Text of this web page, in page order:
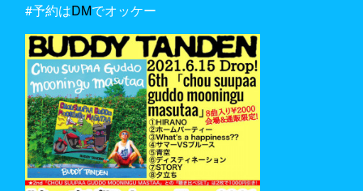
#予約はDMでオッケー